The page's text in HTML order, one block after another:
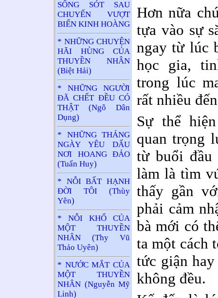
SỐNG SÓT SAU
CHUYẾN VƯỢT
BIỂN KINH HOÀNG
* NHỮNG CHUYỆN
HÃI HÙNG CỦA
THUYỀN NHÂN
(Biệt Hải)
* NHỮNG NGƯỜI
ĐÃ CHẾT ĐỀU CÓ
THẬT (Ngô Dân
Dụng)
* NHỮNG THÁNG
NGÀY YÊU DẤU
NƠI HOANG ĐẢO
(Tuấn Huy)
* NỖI BẤT HẠNH
ĐỜI TÔI (Thùy
Yên)
* NỖI KHỔ CỦA
MỘT THUYỀN
NHÂN (Thy Vũ
Thảo Uyên)
* NƯỚC MẮT CỦA
MỘT THUYỀN
NHÂN (Nguyễn Mỹ
Linh)
Hơn nữa
tựa vào sự
ngay từ lúc
học gia,
trong lúc
rất nhiều
Sự thể
quan trọng
từ buổi đầu
làm là tìm
thấy gần
phải cảm
bà mới có
ta một cách
tức giận
không đều.